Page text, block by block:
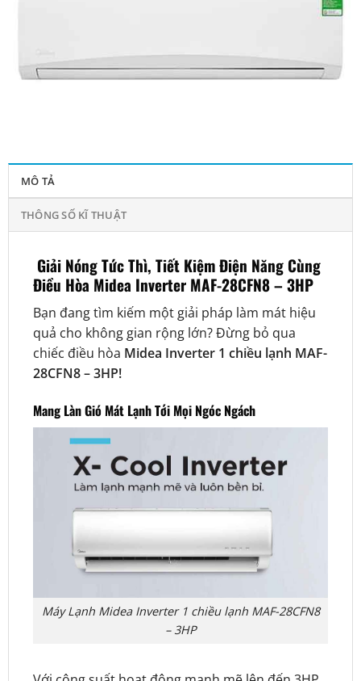
MÔ TẢ
THÔNG SỐ KĨ THUẬT
Giải Nóng Tức Thì, Tiết Kiệm Điện Năng Cùng
Điều Hòa Midea Inverter MAF-28CFN8 – 3HP
Bạn đang tìm kiếm một giải pháp làm mát hiệu
quả cho không gian rộng lớn? Đừng bỏ qua
chiếc điều hòa Midea Inverter 1 chiều lạnh MAF-
28CFN8 – 3HP!
Mang Làn Gió Mát Lạnh Tới Mọi Ngóc Ngách
Máy Lạnh Midea Inverter 1 chiều lạnh MAF-28CFN8
– 3HP